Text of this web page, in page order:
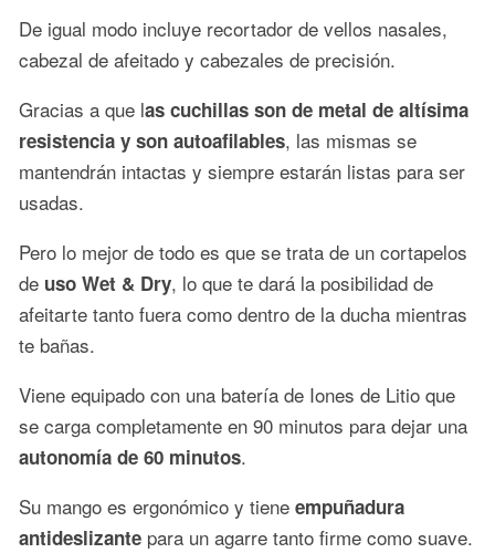
De igual modo incluye recortador de vellos nasales,
cabezal de afeitado y cabezales de precisión.
Gracias a que las cuchillas son de metal de altísima
resistencia y son autoafilables, las mismas se
mantendrán intactas y siempre estarán listas para ser
usadas.
Pero lo mejor de todo es que se trata de un cortapelos
de uso Wet & Dry, lo que te dará la posibilidad de
afeitarte tanto fuera como dentro de la ducha mientras
te bañas.
Viene equipado con una batería de Iones de Litio que
se carga completamente en 90 minutos para dejar una
autonomía de 60 minutos.
Su mango es ergonómico y tiene empuñadura
antideslizante para un agarre tanto firme como suave.